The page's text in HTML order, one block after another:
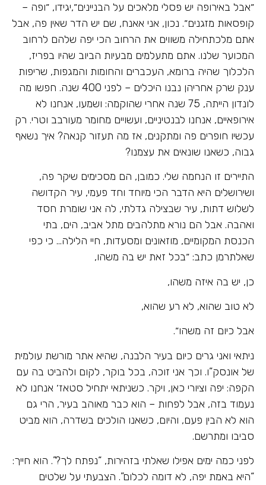
״אבל באירופה יש פסלי מלאכים על הבניינים״,יגידו, ״ופה –
קופסאות מזגנים״. נכון, אני אאנח, שם יש הדר שאין פה, אבל
אתם מלכתחילה משווים את הרחוב הכי יפה שלהם לרחוב
המכוער שלנו. אתם מתעלמים מבעיות הביוב שהיו בפריז,
הלכלוך שהיה ברומא, העכברים והחומות והמגפות, שריפות
ענק שרק אחריהן נבנו היכלים – לפני 400 שנה. חפשו מה
לונדון הייתה, 75 שנה אחרי שהוקמה: ושמעו, אנחנו לא
אירופאיים, אנחנו לבנטיניים, ועשויים מחומר מעורבב וטרי. רק
עכשיו חופרים פה ומתקנים, אז מה תעזור קנאה? איך נשאף
גבוה, כשאנו שונאים את עצמנו?
התיירים זו הנחמה שלי. כמובן, הם מסכימים שיקר פה,
ושירושלים היא הדבר הכי מיוחד וחד פעמי, עיר הקדושה
לשלוש דתות, עיר שבצילה גדלתי, לה אני שומרת חסד
ואהבה. אבל הם נורא מתלהבים מתל אביב, הים, בתי
הכנסת המקומיים, מוזאונים ומסעדות, חיי הלילה… כי כפי
שאלתרמן כתב: ״בכל זאת יש בה משהו,
כן, יש בה איזה משהו,
לא טוב שהוא, לא רע שהוא,
אבל כיום זה משהו״.
ניתאי ואני גרים כיום בעיר הלבנה, שהיא אתר מורשת עולמית
של אונסק”ו. וכך אני זוכה, בכל בוקר, לקום ולהביט בה עם
הקפה: יפה וציורי כאן, ויקר. כשניתאי יתחיל סטאז׳ אנחנו לא
נעמוד בזה, אבל לפחות – הוא כבר מאוהב בעיר, הרי גם
הוא לא הבין פעם, והיום, כשאנו הולכים בשדרה, הוא מביט
סביבו ומתרשם.
לפני כמה ימים אפילו שאלתי בזהירות, “נפתח לך?”. הוא חייך:
“היא באמת יפה, לא דומה לכלום”. הצבעתי על שלטים